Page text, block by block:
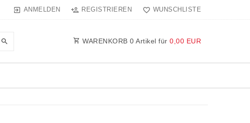
ANMELDEN REGISTRIEREN WUNSCHLISTE
WARENKORB 0 Artikel für 0,00 EUR